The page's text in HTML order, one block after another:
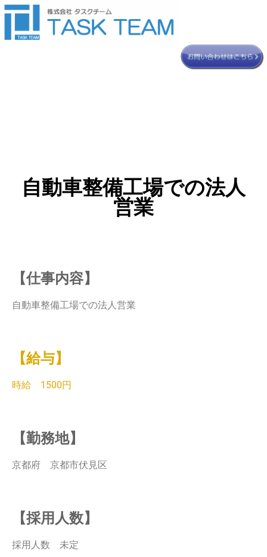
自動車整備工場での法人
営業
【仕事内容】
自動車整備工場での法人営業
【給与】
時給 1500円
【勤務地】
京都府 京都市伏見区
【採用人数】
採用人数 未定